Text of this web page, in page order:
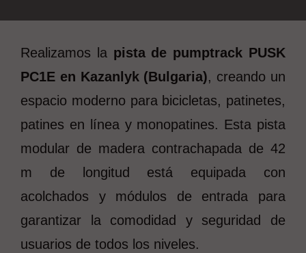
Realizamos la pista de pumptrack PUSK
PC1E en Kazanlyk (Bulgaria), creando un
espacio moderno para bicicletas, patinetes,
patines en línea y monopatines. Esta pista
modular de madera contrachapada de 42
m de longitud está equipada con
acolchados y módulos de entrada para
garantizar la comodidad y seguridad de
usuarios de todos los niveles.